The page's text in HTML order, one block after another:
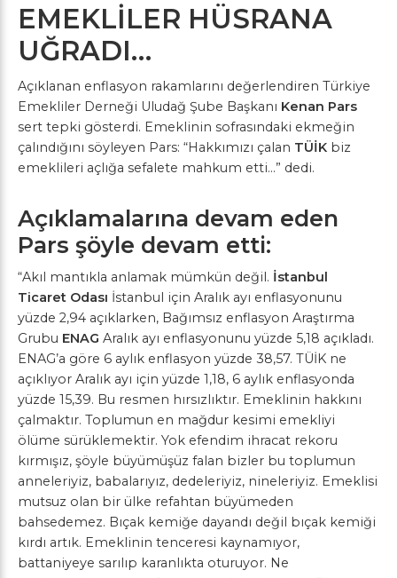
EMEKLİLER HÜSRANA
UĞRADI…
Açıklanan enflasyon rakamlarını değerlendiren Türkiye
Emekliler Derneği Uludağ Şube Başkanı Kenan Pars
sert tepki gösterdi. Emeklinin sofrasındaki ekmeğin
çalındığını söyleyen Pars: “Hakkımızı çalan TÜİK biz
emeklileri açlığa sefalete mahkum etti…” dedi.
Açıklamalarına devam eden
Pars şöyle devam etti:
“Akıl mantıkla anlamak mümkün değil. İstanbul
Ticaret Odası İstanbul için Aralık ayı enflasyonunu
yüzde 2,94 açıklarken, Bağımsız enflasyon Araştırma
Grubu ENAG Aralık ayı enflasyonunu yüzde 5,18 açıkladı.
ENAG’a göre 6 aylık enflasyon yüzde 38,57. TÜİK ne
açıklıyor Aralık ayı için yüzde 1,18, 6 aylık enflasyonda
yüzde 15,39. Bu resmen hırsızlıktır. Emeklinin hakkını
çalmaktır. Toplumun en mağdur kesimi emekliyi
ölüme sürüklemektir. Yok efendim ihracat rekoru
kırmışız, şöyle büyümüşüz falan bizler bu toplumun
anneleriyiz, babalarıyız, dedeleriyiz, nineleriyiz. Emeklisi
mutsuz olan bir ülke refahtan büyümeden
bahsedemez. Bıçak kemiğe dayandı değil bıçak kemiği
kırdı artık. Emeklinin tenceresi kaynamıyor,
battaniyeye sarılıp karanlıkta oturuyor. Ne